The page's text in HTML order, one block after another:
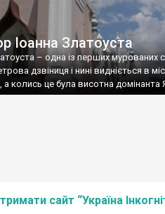
Іоанна Златоуста
– одна із перших мурованих
дзвіниця і нині видніється в
а колись це була висотна домінанта
сайт “Україна